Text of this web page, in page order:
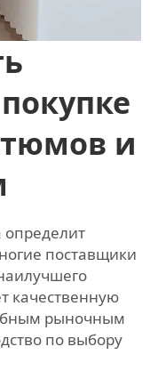
и
поставщики
качественную
рыночным
по выбору